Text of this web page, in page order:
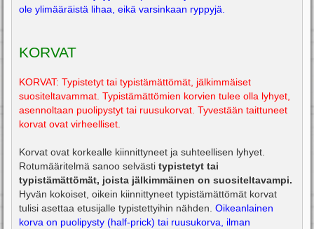
ole ylimääräistä lihaa, eikä varsinkaan ryppyjä.
KORVAT
KORVAT: Typistetyt tai typistämättömät, jälkimmäiset
suositeltavammat. Typistämättömien korvien tulee olla lyhyet,
asennoltaan puolipystyt tai ruusukorvat. Tyvestään taittuneet
korvat ovat virheelliset.
Korvat ovat korkealle kiinnittyneet ja suhteellisen lyhyet.
Rotumääritelmä sanoo selvästi typistetyt tai
typistämättömät, joista jälkimmäinen on suositeltavampi.
Hyvän kokoiset, oikein kiinnittyneet typistämättömät korvat
tulisi asettaa etusijalle typistettyihin nähden. Oikeanlainen
korva on puolipysty (half-prick) tai ruusukorva, ilman